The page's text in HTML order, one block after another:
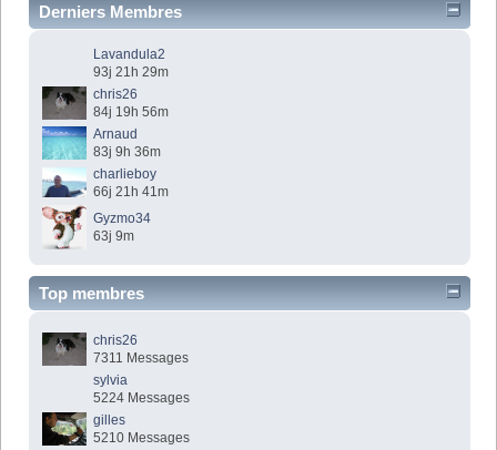
Derniers Membres
Lavandula2
93j 21h 29m
chris26
84j 19h 56m
Arnaud
83j 9h 36m
charlieboy
66j 21h 41m
Gyzmo34
63j 9m
Top membres
chris26
7311 Messages
sylvia
5224 Messages
gilles
5210 Messages